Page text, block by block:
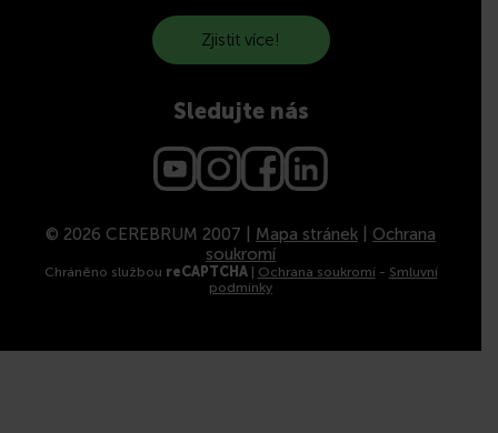
Zjistit více!
Sledujte nás
© 2026 CEREBRUM 2007 | Mapa stránek
Ochrana
soukromí
Chráněno službou reCAPTCHA| Ochrana soukromí - Smluvní
podmínky